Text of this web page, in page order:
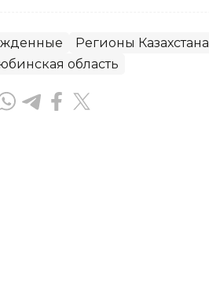
Регионы Казахстана
область